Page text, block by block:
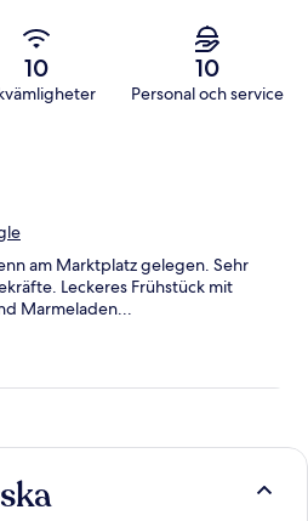
10 10
Personal och service
am Marktplatz gelegen. Sehr
Leckeres Frühstück mit
Marmeladen...